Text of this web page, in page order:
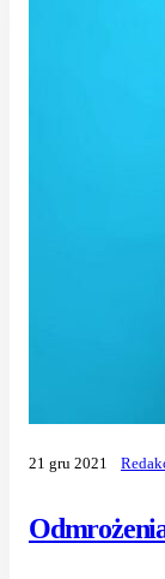
21 gru 2021